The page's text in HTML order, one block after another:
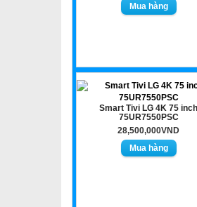
Smart Tivi LG 4K 75 inch
75UR7550PSC
28,500,000VND